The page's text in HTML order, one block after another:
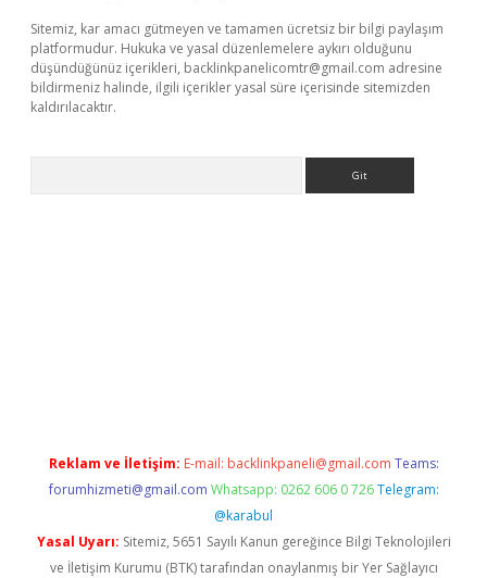
Sitemiz, kar amacı gütmeyen ve tamamen ücretsiz bir bilgi paylaşım
platformudur. Hukuka ve yasal düzenlemelere aykırı olduğunu
düşündüğünüz içerikleri, backlinkpanelicomtr@gmail.com adresine
bildirmeniz halinde, ilgili içerikler yasal süre içerisinde sitemizden
kaldırılacaktır.
Reklam ve İletişim: E-mail: backlinkpaneli@gmail.com Teams:
forumhizmeti@gmail.com Whatsapp: 0262 606 0 726 Telegram:
@karabul
Yasal Uyarı: Sitemiz, 5651 Sayılı Kanun gereğince Bilgi Teknolojileri
ve İletişim Kurumu (BTK) tarafından onaylanmış bir Yer Sağlayıcı